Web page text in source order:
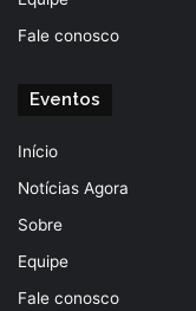
Fale conosco
Eventos
Início
Notícias Agora
Sobre
Equipe
Fale conosco